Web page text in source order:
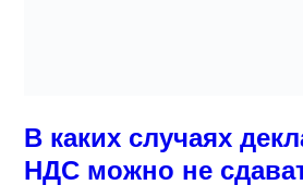
В каких случаях
НДС можно не